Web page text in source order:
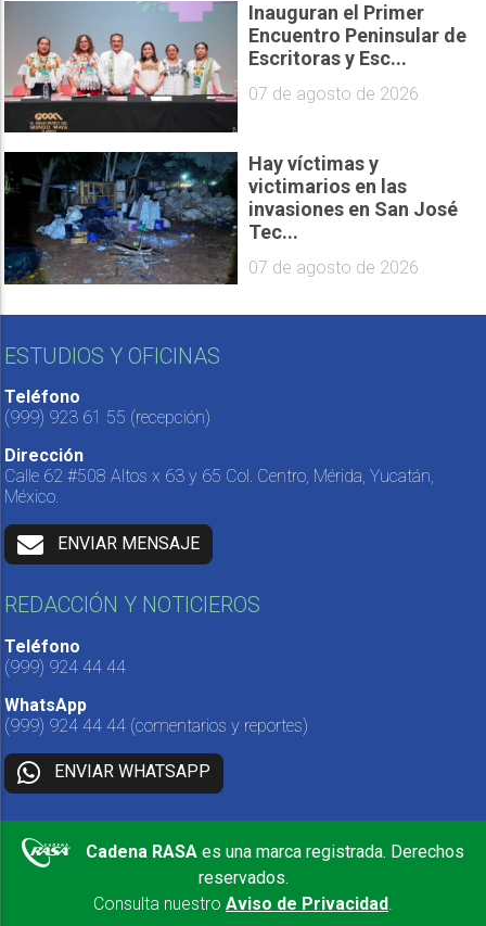
Inauguran el Primer
Encuentro Peninsular de
Escritoras y Esc...
07 de agosto de 2026
Hay víctimas y
victimarios en las
invasiones en San José
Tec...
07 de agosto de 2026
ESTUDIOS Y OFICINAS
Teléfono
(999) 923 61 55 (recepción)
Dirección
Calle 62 #508 Altos x 63 y 65 Col. Centro, Mérida, Yucatán,
México.
ENVIAR MENSAJE
REDACCIÓN Y NOTICIEROS
Teléfono
(999) 924 44 44
WhatsApp
(999) 924 44 44 (comentarios y reportes)
ENVIAR WHATSAPP
Cadena RASA es una marca registrada. Derechos
reservados.
Consulta nuestro Aviso de Privacidad